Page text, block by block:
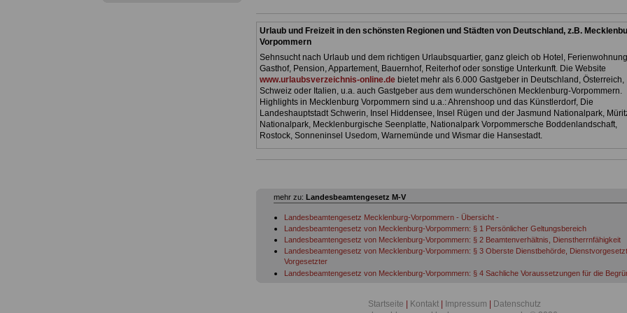
Urlaub und Freizeit in den schönsten Regionen und Städten von Deutschland, z.B.
Vorpommern
Sehnsucht nach Urlaub und dem richtigen Urlaubsquartier, ganz gleich ob Hotel,
Gasthof, Pension, Appartement, Bauernhof, Reiterhof oder sonstige Unterkunft. Die Website
www.urlaubsverzeichnis-online.debietet mehr als 6.000 Gastgeber in Deutschland, Österreich,
Schweiz oder Italien, u.a. auch Gastgeber aus dem wunderschönen Mecklenburg-Vorpommern.
Highlights in Mecklenburg Vorpommern sind u.a.: Ahrenshoop und das Künstlerdorf, Die
Landeshauptstadt Schwerin, Insel Hiddensee, Insel Rügen und der Jasmund Nationalpark,
Nationalpark, Mecklenburgische Seenplatte, Nationalpark Vorpommersche Boddenlandschaft,
Rostock, Sonneninsel Usedom, Warnemünde und Wismar die Hansestadt.
mehr zu: Landesbeamtengesetz M-V
Landesbeamtengesetz Mecklenburg-Vorpommern - Übersicht -
Landesbeamtengesetz von Mecklenburg-Vorpommern: § 1 Persönlicher Geltungsbereich
Landesbeamtengesetz von Mecklenburg-Vorpommern: § 2 Beamtenverhältnis, Dienstherrnfähigkeit
Landesbeamtengesetz von Mecklenburg-Vorpommern: § 3 Oberste Dienstbehörde,
Vorgesetzter
Landesbeamtengesetz von Mecklenburg-Vorpommern: § 4 Sachliche Voraussetzungen für die
Landesbeamtengesetz von Mecklenburg-Vorpommern: § 6 Praktikantenverhältnis
Startseite Kontakt Impressum
Datenschutz